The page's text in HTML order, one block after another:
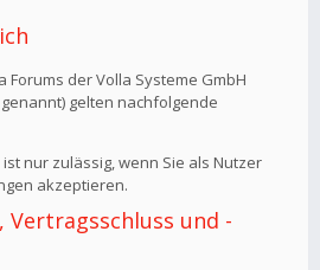
Forums der Volla Systeme GmbH
gelten nachfolgende
nur zulässig, wenn Sie als Nutzer
akzeptieren.
Vertragsschluss und -